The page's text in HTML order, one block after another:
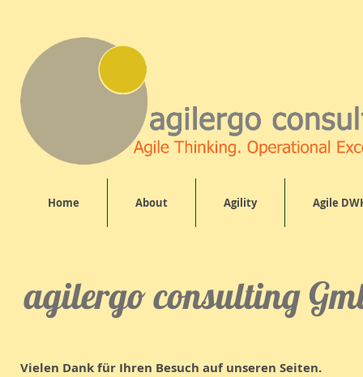
Home About Agility Agile
agilergo consulting
Vielen Dank für Ihren Besuch auf unseren Seiten.